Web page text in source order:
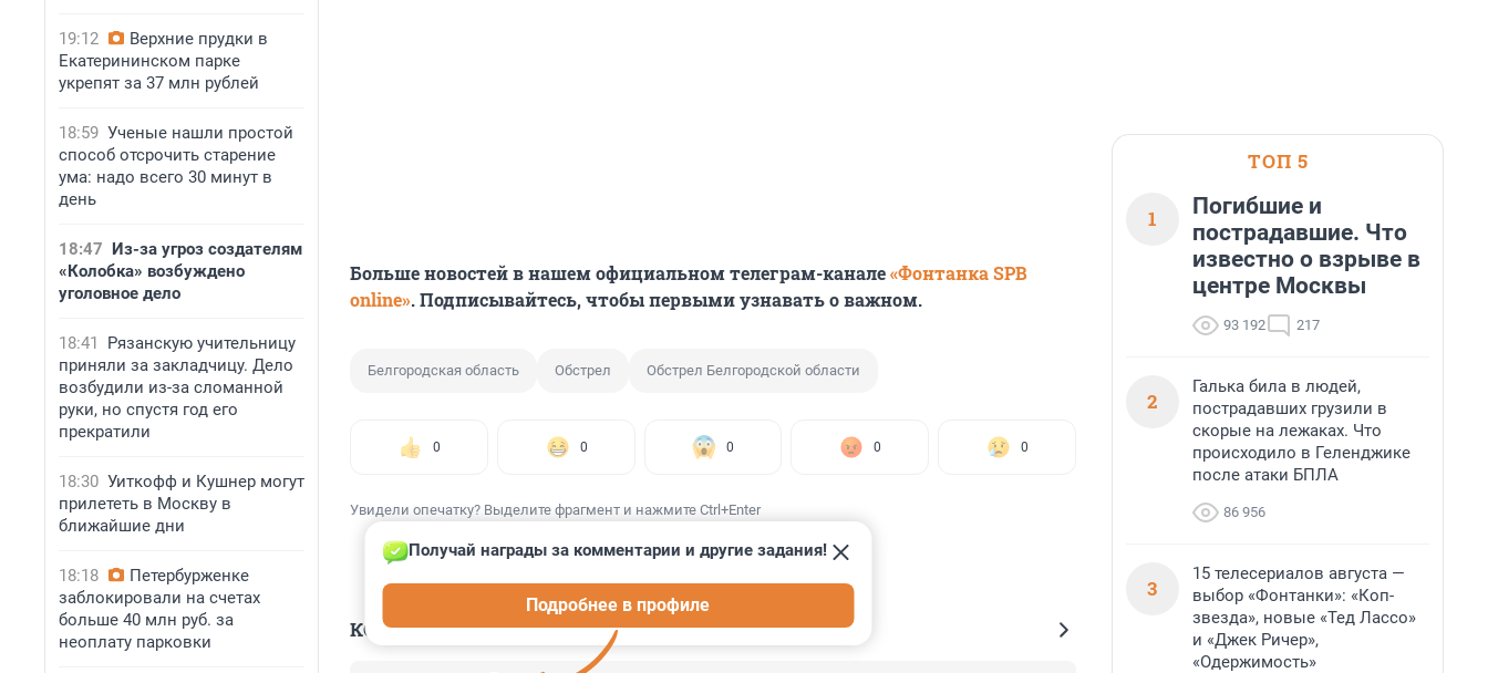
19:12
Верхние прудки в
Екатерининском парке
укрепят за 37 млн рублей
18:59 Ученые нашли простой
способ отсрочить старение
ума: надо всего 30 минут в
день
18:47 Из-за угроз создателям
«Колобка» возбуждено
уголовное дело
18:41
Рязанскую учительницу
приняли за закладчицу. Дело
возбудили из-за сломанной
руки, но спустя год его
прекратили
18:30 Уиткофф и Кушнер могут
прилететь в Москву в
ближайшие дни
18:18
Петербурженке
заблокировали на счетах
больше 40 млн руб. за
неоплату парковки
Больше новостей в нашем официальном телеграм-канале«Фонтанка SPB
online». Подписывайтесь, чтобы первыми узнавать о важном.
Белгородская область Обстрел Обстрел Белгородской области
0 0 0 0 0
Увидели опечатку? Выделите фрагмент и нажмите Ctrl+Enter
КОММЕНТАРИИ 9
Получай награды за комментарии и другие задания!
Подробнее в профиле
ТОП 5
1
Погибшие и
пострадавшие. Что
известно о взрыве в
центре Москвы
93 192 217
2
Галька била в людей,
пострадавших грузили в
скорые на лежаках. Что
происходило в Геленджике
после атаки БПЛА
86 956
3
15 телесериалов августа —
выбор «Фонтанки»: «Коп-
звезда», новые «Тед Лассо»
и «Джек Ричер»,
«Одержимость»